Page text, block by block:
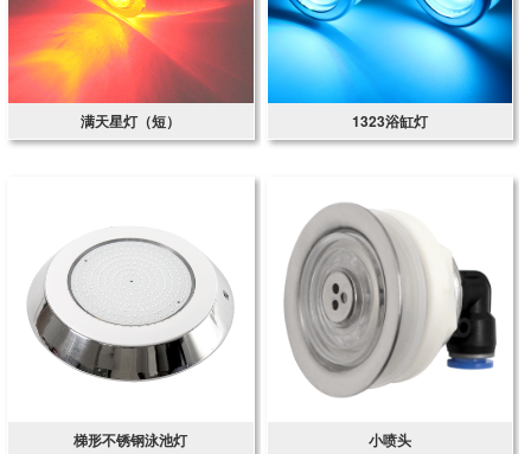
满天星灯（短） 1323浴缸灯
梯形不锈钢泳池灯 小喷头